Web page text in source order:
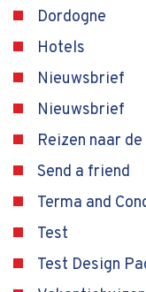
Dordogne
Hotels
Nieuwsbrief
Nieuwsbrief
Reizen naar
Send a friend
Terma and
Test
Test Design